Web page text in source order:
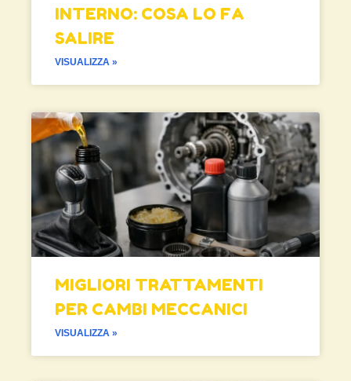
INTERNO: COSA LO FA
SALIRE
VISUALIZZA »
MIGLIORI TRATTAMENTI
PER CAMBI MECCANICI
VISUALIZZA »